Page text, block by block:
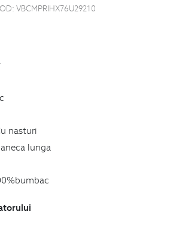
VBCMPRIHX76U29210
nasturi
lunga